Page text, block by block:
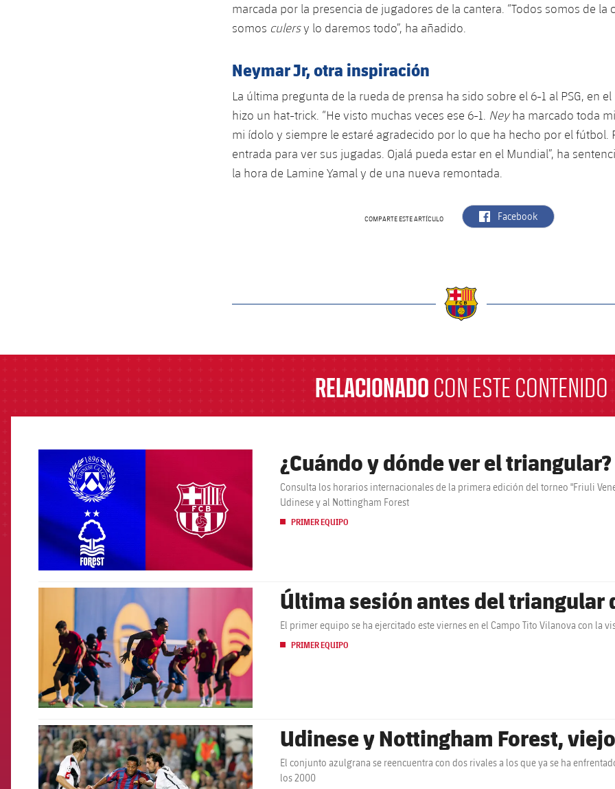
marcada por la presencia de jugadores de la cantera. “Todos somos de la
somos culersy lo daremos todo”, ha añadido.
Neymar Jr, otra inspiración
La última pregunta de la rueda de prensa ha sido sobre el 6-1 al PSG, en
hizo un hat-trick. “He visto muchas veces ese 6-1. Neyha marcado toda
mi ídolo y siempre le estaré agradecido por lo que ha hecho por el fútbol.
entrada para ver sus jugadas. Ojalá pueda estar en el Mundial”, ha
la hora de Lamine Yamal y de una nueva remontada.
COMPARTE ESTE ARTÍCULO label.aria.facebook
Facebook
RELACIONADO CON ESTE CONTENIDO
FCB Barcelona badge ¿Cuándo y dónde ver el triangular?
Consulta los horarios internacionales de la primera edición del torneo "Friuli
Udinese y al Nottingham Forest
PRIMER EQUIPO
Última sesión antes del triangular
El primer equipo se ha ejercitado este viernes en el Campo Tito Vilanova con la
PRIMER EQUIPO
FCB Barcelona badge Udinese y Nottingham Forest,
El conjunto azulgrana se reencuentra con dos rivales a los que ya se ha
los 2000